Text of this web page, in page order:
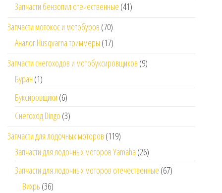
Запчасти бензопил отечественные (41)
Запчасти мотокос и мотобуров (70)
Аналог Husqvarna триммеры (17)
Запчасти снегоходов и мотобуксировщиков (9)
Буран (1)
Буксировщики (6)
Снегоход Dingo (3)
Запчасти для лодочных моторов (119)
Запчасти для лодочных моторов Yamaha (26)
Запчасти для лодочных моторов отечественные (67)
Вихрь (36)